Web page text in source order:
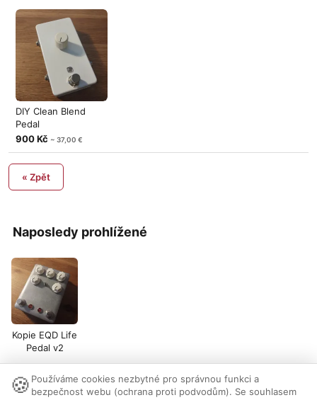
Naposledy prohlížené
Kopie EQD Life
Pedal v2
DIY Clean Blend
Pedal
900 Kč ~ 37,00 €
« Zpět
Nastavení cookies | Vzhled:světlý tmavý | Kontakt
🍪 Používáme cookies nezbytné pro správnou funkci a
bezpečnost webu (ochrana proti podvodům). Se souhlasem